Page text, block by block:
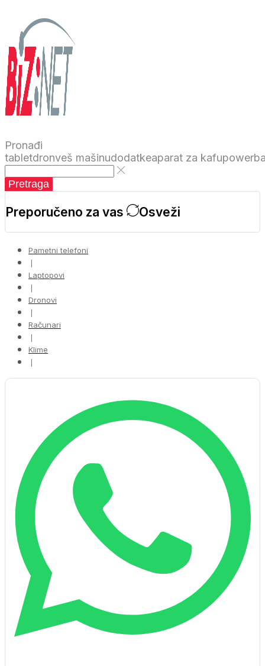
Pronađi
tabletdronveš mašinudodatkeaparat za kafu
Pretraga
Preporučeno za vas Osveži
Pametni telefoni
❘
Laptopovi
❘
Dronovi
❘
Računari
❘
Klime
❘